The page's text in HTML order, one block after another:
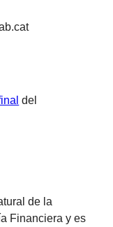
del
de la
Financiera y es